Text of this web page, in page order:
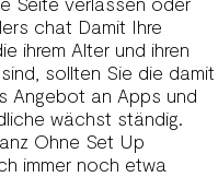
chat Damit Ihre
ihrem Alter und ihren
sollten Sie die damit
Angebot an Apps und
wächst ständig.
Ohne Set Up
immer noch etwa